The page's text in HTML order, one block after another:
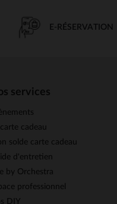
E-RÉSERVATION
services
carte cadeau
solde carte cadeau
d'entretien
by Orchestra
professionnel
DIY